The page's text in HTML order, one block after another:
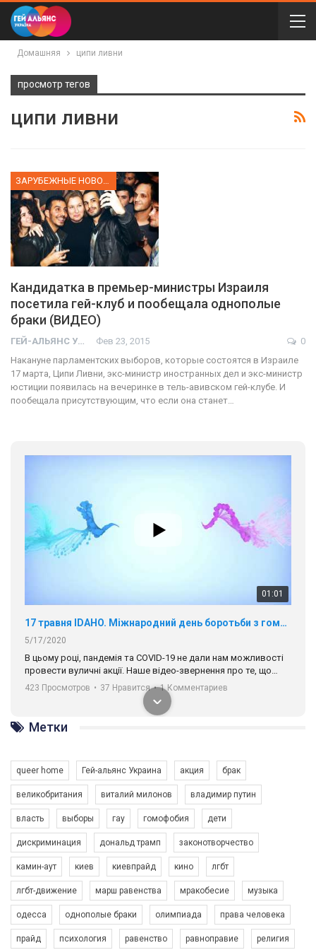
Домашняя ципи ливни
просмотр тегов
ципи ливни
Кандидатка в премьер-министры Израиля
посетила гей-клуб и пообещала однополые
браки (ВИДЕО)
ГЕЙ-АЛЬЯНС УКРАИНА Фев 23, 2015
0
Накануне парламентских выборов, которые состоятся в Израиле
17 марта, Ципи Ливни, экс-министр иностранных дел и экс-министр
юстиции появилась на вечеринке в тель-авивском гей-клубе. И
пообещала присутствующим, что если она станет…
01:01
17 травня IDAHO. Міжнародний день боротьби з гомофобією трансфобією і біфобія.
5/17/2020
В цьому році, пандемія та COVІD-19 не дали нам можливості
провести вуличні акції. Наше відео-звернення про те, що
навіть коли ми у різних містах та не можемо зустрінеться, ми
разом. Ми закликаємо всіх хто поділяє цінності рівності та
солідарності, приєднатися до нас. Регіональні підрозділи
ГАУ є в 16 областях України.
Разом наш голос лунає гучніше!
423 Просмотров • 37 Нравится • 1 Комментариев
Зупинимо насильство проти ЛГБТ в Україні! Stop violence against LGBT in Ukraine!
6/30/2017
Емоційний та вражаючий промо-ролік на конкурс PACT, який
представляє програму "Гей-альянс Україна" з протидії
Метки
queer home Гей-альянс Украина акция брак
великобритания виталий милонов владимир путин
власть выборы гау гомофобия дети
дискриминация дональд трамп законотворчество
камин-аут киев киевпрайд кино лгбт
лгбт-движение марш равенства мракобесие музыка
одесса однополые браки олимпиада права человека
прайд психология равенство равноправие религия